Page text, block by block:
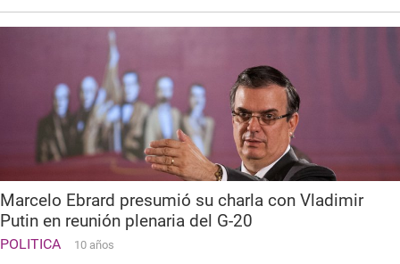
Marcelo Ebrard presumió su charla con Vladimir
Putin en reunión plenaria del G-20
POLITICA 10 años